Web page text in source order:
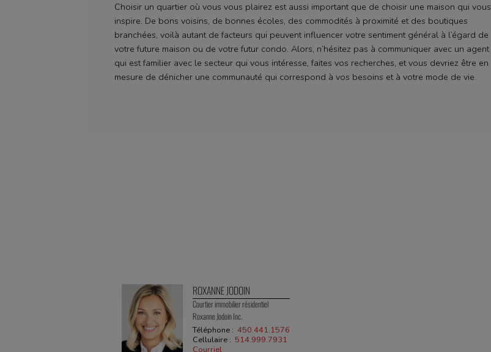
Choisir un quartier où vous vous plairez est aussi important que de choisir une maison qui vous
inspire. De bons voisins, de bonnes écoles, des commodités à proximité et des boutiques
branchées, voilà autant de facteurs qui peuvent influencer votre sentiment général à l’égard de
votre future maison ou de votre futur condo. Alors, n’hésitez pas à communiquer avec un agent
qui est familier avec le secteur qui vous intéresse, faites vos recherches, et vous devriez être en
mesure de dénicher une communauté qui correspond à vos besoins et à votre mode de vie.
ROXANNE JODOIN
Courtier immobilier résidentiel
Roxanne Jodoin Inc.
Téléphone :450.441.1576
Cellulaire : 514.999.7931
Courriel